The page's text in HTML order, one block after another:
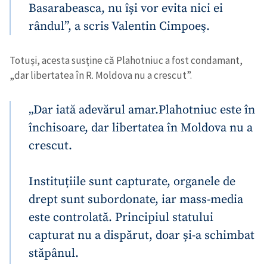
Basarabeasca, nu își vor evita nici ei
rândul”, a scris Valentin Cimpoeş.
Totuși, acesta susține că Plahotniuc a fost condamant,
„dar libertatea în R. Moldova nu a crescut”.
„Dar iată adevărul amar.Plahotniuc este în
închisoare, dar libertatea în Moldova nu a
crescut.
Instituțiile sunt capturate, organele de
drept sunt subordonate, iar mass-media
este controlată. Principiul statului
capturat nu a dispărut, doar și-a schimbat
stăpânul.